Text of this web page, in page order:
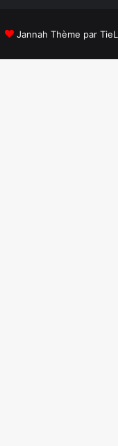
Jannah Thème par